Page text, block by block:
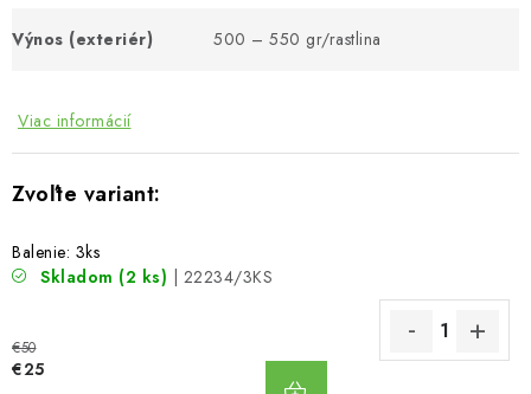
Výnos (exteriér) 500 – 550 gr/rastlina
Viac informácií
Balenie: 3ks
Skladom (2 ks) | 22234/3KS
€50
€25